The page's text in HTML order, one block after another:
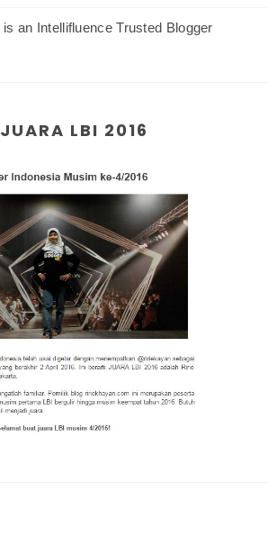
JUARA LBI 2016